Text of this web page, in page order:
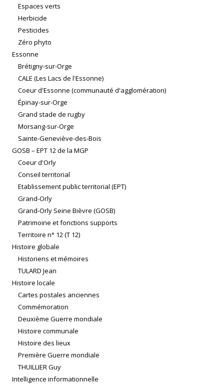
Espaces verts
Herbicide
Pesticides
Zéro phyto
Essonne
Brétigny-sur-Orge
CALE (Les Lacs de l'Essonne)
Coeur d'Essonne (communauté d'agglomération)
Épinay-sur-Orge
Grand stade de rugby
Morsang-sur-Orge
Sainte-Geneviève-des-Bois
GOSB – EPT 12 de la MGP
Coeur d'Orly
Conseil territorial
Etablissement public territorial (EPT)
Grand-Orly
Grand-Orly Seine Bièvre (GOSB)
Patrimoine et fonctions supports
Territoire n° 12 (T 12)
Histoire globale
Historiens et mémoires
TULARD Jean
Histoire locale
Cartes postales anciennes
Commémoration
Deuxième Guerre mondiale
Histoire communale
Histoire des lieux
Première Guerre mondiale
THUILLIER Guy
Intelligence informationnelle